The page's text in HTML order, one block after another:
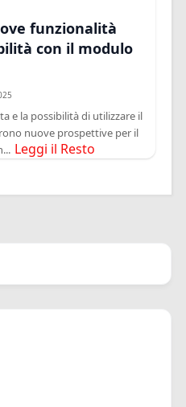
funzionalità
con il modulo
e la possibilità di utilizzare il
nuove prospettive per il
Leggi il Resto